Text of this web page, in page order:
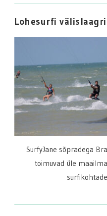
Lohesurfi
SurfyJane sõpradega
toimuvad üle